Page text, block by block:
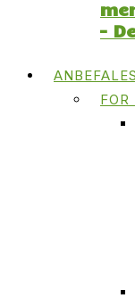
–
ANBEFALES
FOR